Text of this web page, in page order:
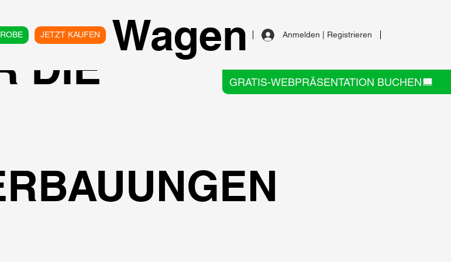
GRATIS-WEBPRÄSENTATION BUCHEN
JETZT KAUFEN Wagen Anmelden | Registrieren
DIE